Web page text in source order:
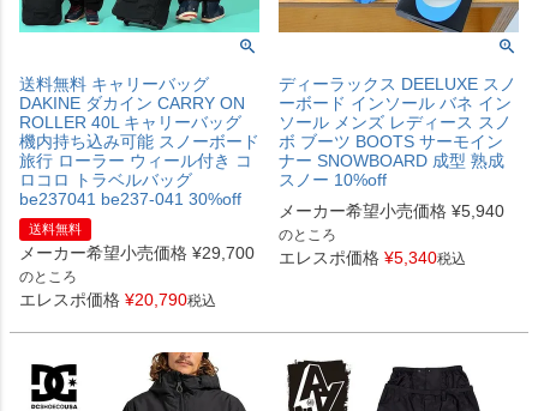
送料無料 キャリーバッグ
DAKINE ダカイン CARRY ON
ROLLER 40L キャリーバッグ
機内持ち込み可能 スノーボード
旅行 ローラー ウィール付き コ
ロコロ トラベルバッグ
be237041 be237-041 30%off
送料無料
メーカー希望小売価格 ¥29,700
のところ
エレスポ価格 ¥20,790税込
ディーラックス DEELUXE スノ
ーボード インソール バネ イン
ソール メンズ レディース スノ
ボ ブーツ BOOTS サーモイン
ナー SNOWBOARD 成型 熟成
スノー 10%off
メーカー希望小売価格 ¥5,940
のところ
エレスポ価格 ¥5,340税込